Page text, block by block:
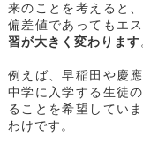
来のことを考えると
偏差値であってもエ
習が大きく変わります
例えば、早稲田や慶
中学に入学する生徒
ることを希望してい
わけです。